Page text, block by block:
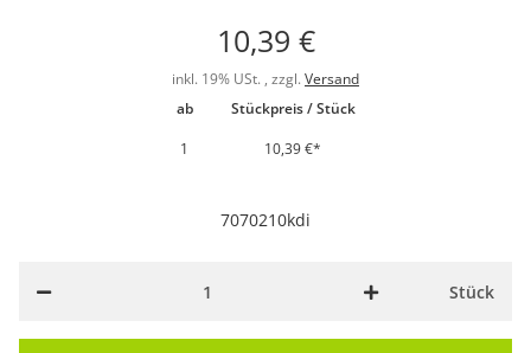
10,39 €
inkl. 19% USt. , zzgl. Versand
ab
Stückpreis / Stück
1
10,39 €*
7070210kdi
Stück